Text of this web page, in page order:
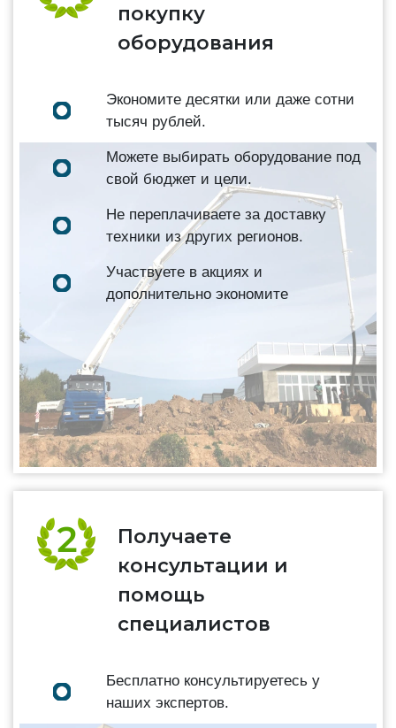
покупку
оборудования
Экономите десятки или даже сотни
тысяч рублей.
Можете выбирать оборудование под
свой бюджет и цели.
Не переплачиваете за доставку
техники из других регионов.
Участвуете в акциях и
дополнительно экономите
Получаете
консультации и
помощь
специалистов
Бесплатно консультируетесь у
наших экспертов.